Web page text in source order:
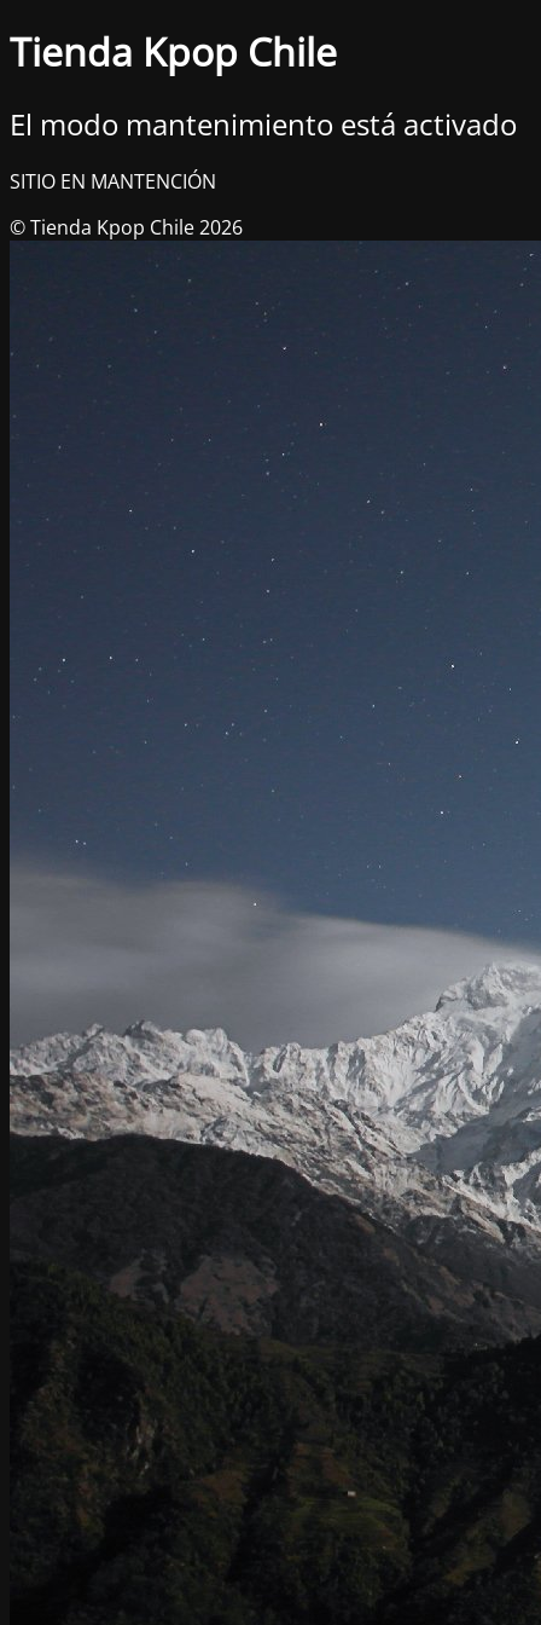
Tienda Kpop Chile
El modo mantenimiento está activado
SITIO EN MANTENCIÓN
© Tienda Kpop Chile 2026